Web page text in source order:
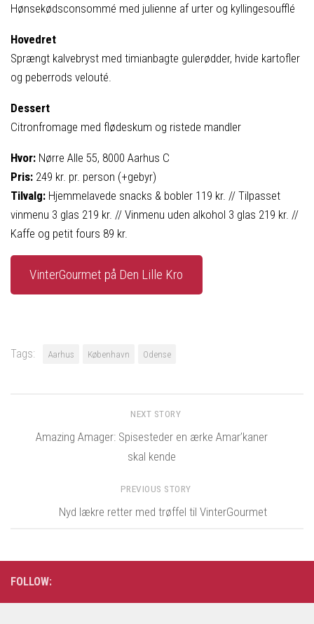
Hønsekødsconsommé med julienne af urter og kyllingesoufflé
Hovedret
Sprængt kalvebryst med timianbagte gulerødder, hvide kartofler
og peberrods velouté.
Dessert
Citronfromage med flødeskum og ristede mandler
Hvor: Nørre Alle 55, 8000 Aarhus C
Pris: 249 kr. pr. person (+gebyr)
Tilvalg: Hjemmelavede snacks & bobler 119 kr. // Tilpasset
vinmenu 3 glas 219 kr. // Vinmenu uden alkohol 3 glas 219 kr. //
Kaffe og petit fours 89 kr.
VinterGourmet på Den Lille Kro
Tags: Aarhus København Odense
NEXT STORY
Amazing Amager: Spisesteder en ærke Amar’kaner
skal kende
PREVIOUS STORY
Nyd lækre retter med trøffel til VinterGourmet
FOLLOW: